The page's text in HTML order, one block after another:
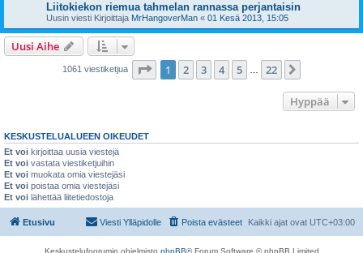
Liitokiekon riemua tahmelan rannassa perjantaisin
Uusin viesti Kirjoittaja MrHangoverMan « 01 Kesä 2013, 15:05
Uusi Aihe
1061 viestiketjua Sivu /22
1 2 3 4 5 22
Hyppää
KESKUSTELUALUEEN OIKEUDET
Et voi kirjoittaa uusia viestejä
Et voi vastata viestiketjuihin
Et voi muokata omia viestejäsi
Et voi poistaa omia viestejäsi
Et voi lähettää liitetiedostoja
Etusivu Kaikki ajat ovat UTC+03:00
Poista evästeet
Viesti Ylläpidolle
Keskustelufoorumin ohjelmisto phpBB® Forum Software © phpBB Limited